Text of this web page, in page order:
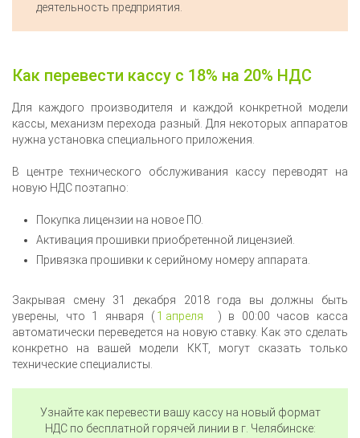
деятельность предприятия.
Как перевести кассу с 18% на 20% НДС
Для каждого производителя и каждой конкретной модели
кассы, механизм перехода разный. Для некоторых аппаратов
нужна установка специального приложения.
В центре технического обслуживания кассу переводят на
новую НДС поэтапно:
Покупка лицензии на новое ПО.
Активация прошивки приобретенной лицензией.
Привязка прошивки к серийному номеру аппарата.
Закрывая смену 31 декабря 2018 года вы должны быть
уверены, что 1 января ( 1 апреля
) в 00:00 часов касса
автоматически переведется на новую ставку. Как это сделать
конкретно на вашей модели ККТ, могут сказать только
технические специалисты.
Узнайте как перевести вашу кассу на новый формат
НДС по бесплатной горячей линии в г. Челябинске: